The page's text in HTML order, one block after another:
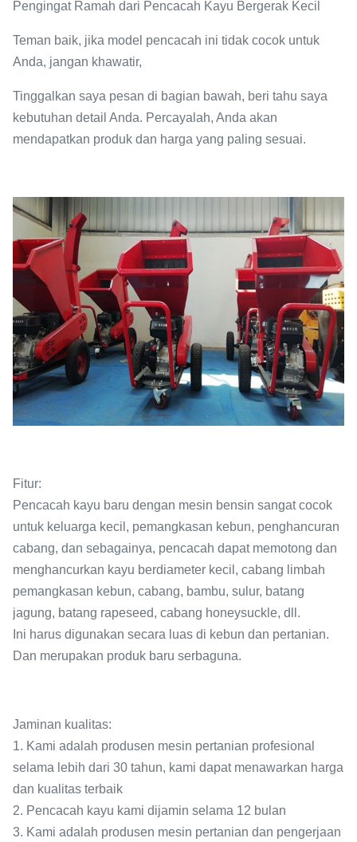
Pengingat Ramah dari Pencacah Kayu Bergerak Kecil
Teman baik, jika model pencacah ini tidak cocok untuk
Anda, jangan khawatir,
Tinggalkan saya pesan di bagian bawah, beri tahu saya
kebutuhan detail Anda. Percayalah, Anda akan
mendapatkan produk dan harga yang paling sesuai.
Fitur:
Pencacah kayu baru dengan mesin bensin sangat cocok
untuk keluarga kecil, pemangkasan kebun, penghancuran
cabang, dan sebagainya, pencacah dapat memotong dan
menghancurkan kayu berdiameter kecil, cabang limbah
pemangkasan kebun, cabang, bambu, sulur, batang
jagung, batang rapeseed, cabang honeysuckle, dll.
Ini harus digunakan secara luas di kebun dan pertanian.
Dan merupakan produk baru serbaguna.
Jaminan kualitas:
1. Kami adalah produsen mesin pertanian profesional
selama lebih dari 30 tahun, kami dapat menawarkan harga
dan kualitas terbaik
2. Pencacah kayu kami dijamin selama 12 bulan
3. Kami adalah produsen mesin pertanian dan pengerjaan